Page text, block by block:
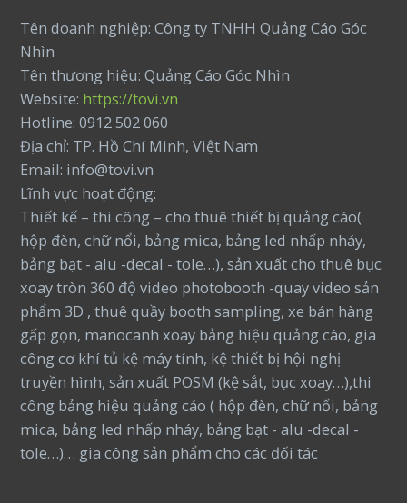
Tên doanh nghiệp: Công ty TNHH Quảng Cáo Góc
Nhìn
Tên thương hiệu: Quảng Cáo Góc Nhìn
Website: https://tovi.vn
Hotline: 0912 502 060
Địa chỉ: TP. Hồ Chí Minh, Việt Nam
Email: info@tovi.vn
Lĩnh vực hoạt động:
Thiết kế – thi công – cho thuê thiết bị quảng cáo(
hộp đèn, chữ nổi, bảng mica, bảng led nhấp nháy,
bảng bạt - alu -decal - tole…), sản xuất cho thuê bục
xoay tròn 360 độ video photobooth -quay video sản
phẩm 3D , thuê quầy booth sampling, xe bán hàng
gấp gọn, manocanh xoay bảng hiệu quảng cáo, gia
công cơ khí tủ kệ máy tính, kệ thiết bị hội nghị
truyền hình, sản xuất POSM (kệ sắt, bục xoay…),thi
công bảng hiệu quảng cáo ( hộp đèn, chữ nổi, bảng
mica, bảng led nhấp nháy, bảng bạt - alu -decal -
tole…)… gia công sản phẩm cho các đối tác